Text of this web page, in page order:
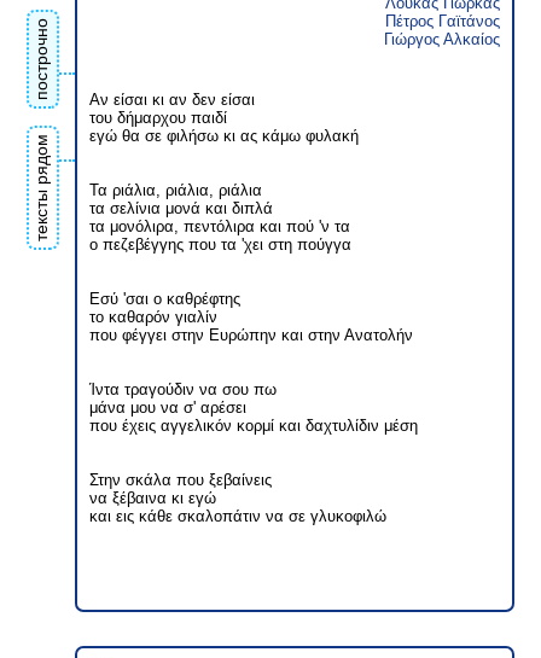
построчно
тексты рядом
Πέτρος Γαϊτάνος
Γιώργος Αλκαίος
Αν είσαι κι αν δεν είσαι
του δήμαρχου παιδί
εγώ θα σε φιλήσω κι ας κάμω φυλακή
Τα ριάλια, ριάλια, ριάλια
τα σελίνια μονά και διπλά
τα μονόλιρα, πεντόλιρα και πού 'ν τα
ο πεζεβέγγης που τα 'χει στη πούγγα
Εσύ 'σαι ο καθρέφτης
το καθαρόν γιαλίν
που φέγγει στην Ευρώπην και στην Ανατολήν
Ίντα τραγούδιν να σου πω
μάνα μου να σ' αρέσει
που έχεις αγγελικόν κορμί και δαχτυλίδιν μέση
Στην σκάλα που ξεβαίνεις
να ξέβαινα κι εγώ
και εις κάθε σκαλοπάτιν να σε γλυκοφιλώ